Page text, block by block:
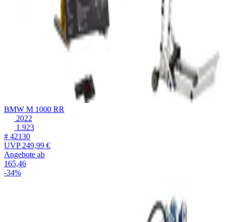
BMW M 1000 RR
2022
1.923
# 42130
UVP249,99 €
Angebote ab
165,46
-34%